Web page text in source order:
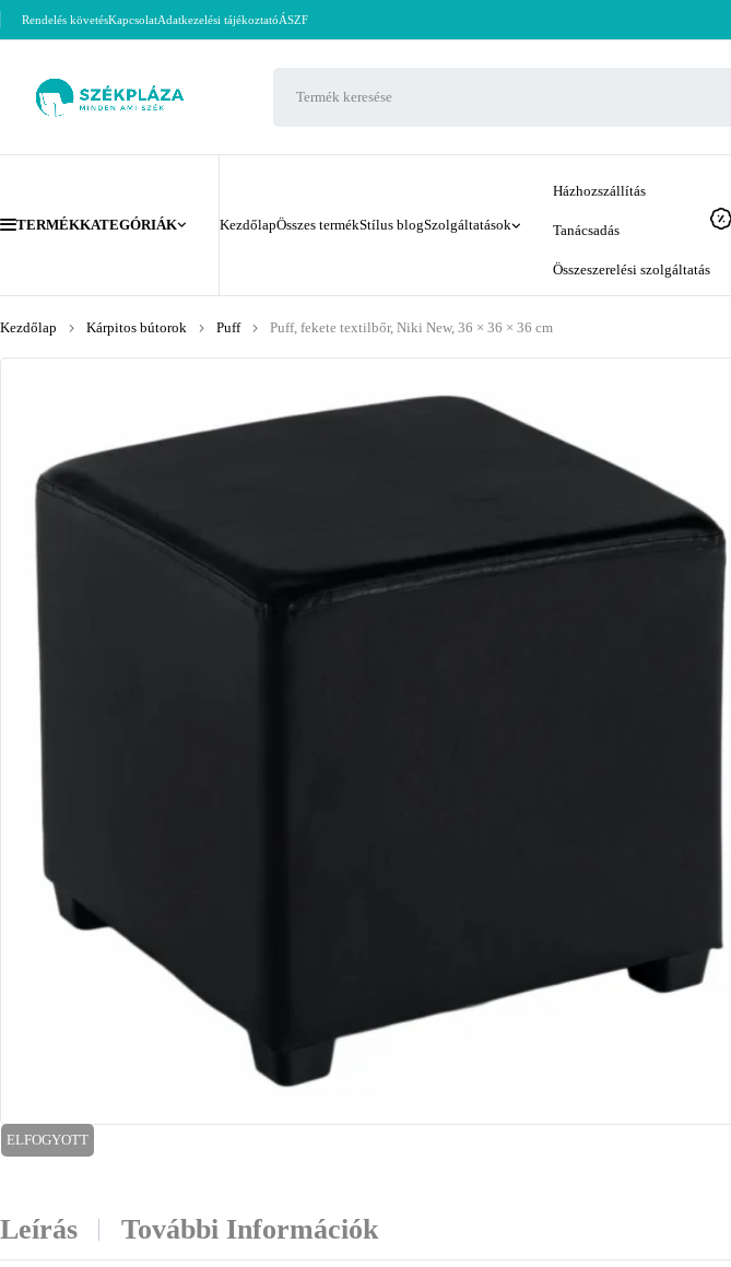
Rendelés követésKapcsolatAdatkezelési tájékoztatóÁSZF
TERMÉKKATEGÓRIÁK KezdőlapÖsszes termékStílus blogSzolgáltatások
Házhozszállítás
Tanácsadás
Összeszerelési szolgáltatás
Kezdőlap Kárpitos bútorok Puff Puff, fekete textilbőr, Niki New, 36 × 36 × 36 cm
ELFOGYOTT
Leírás További Információk